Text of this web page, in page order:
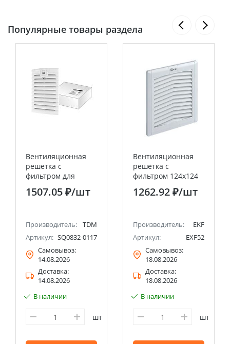
Популярные товары раздела
Вентиляционная
решетка с
фильтром для
вентилятора ВФУ
SQ0832-0112 (204
1507.05 ₽/шт
Производитель:
TDM
Артикул: SQ0832-0117
Самовывоз:
14.08.2026
Доставка:
14.08.2026
В наличии
шт
Вентиляционная
решётка с
фильтром 124x124
мм IP54 EKF
PROxima
1262.92 ₽/шт
Производитель:
EKF
Артикул:
EXF52
Самовывоз:
18.08.2026
Доставка:
18.08.2026
В наличии
шт